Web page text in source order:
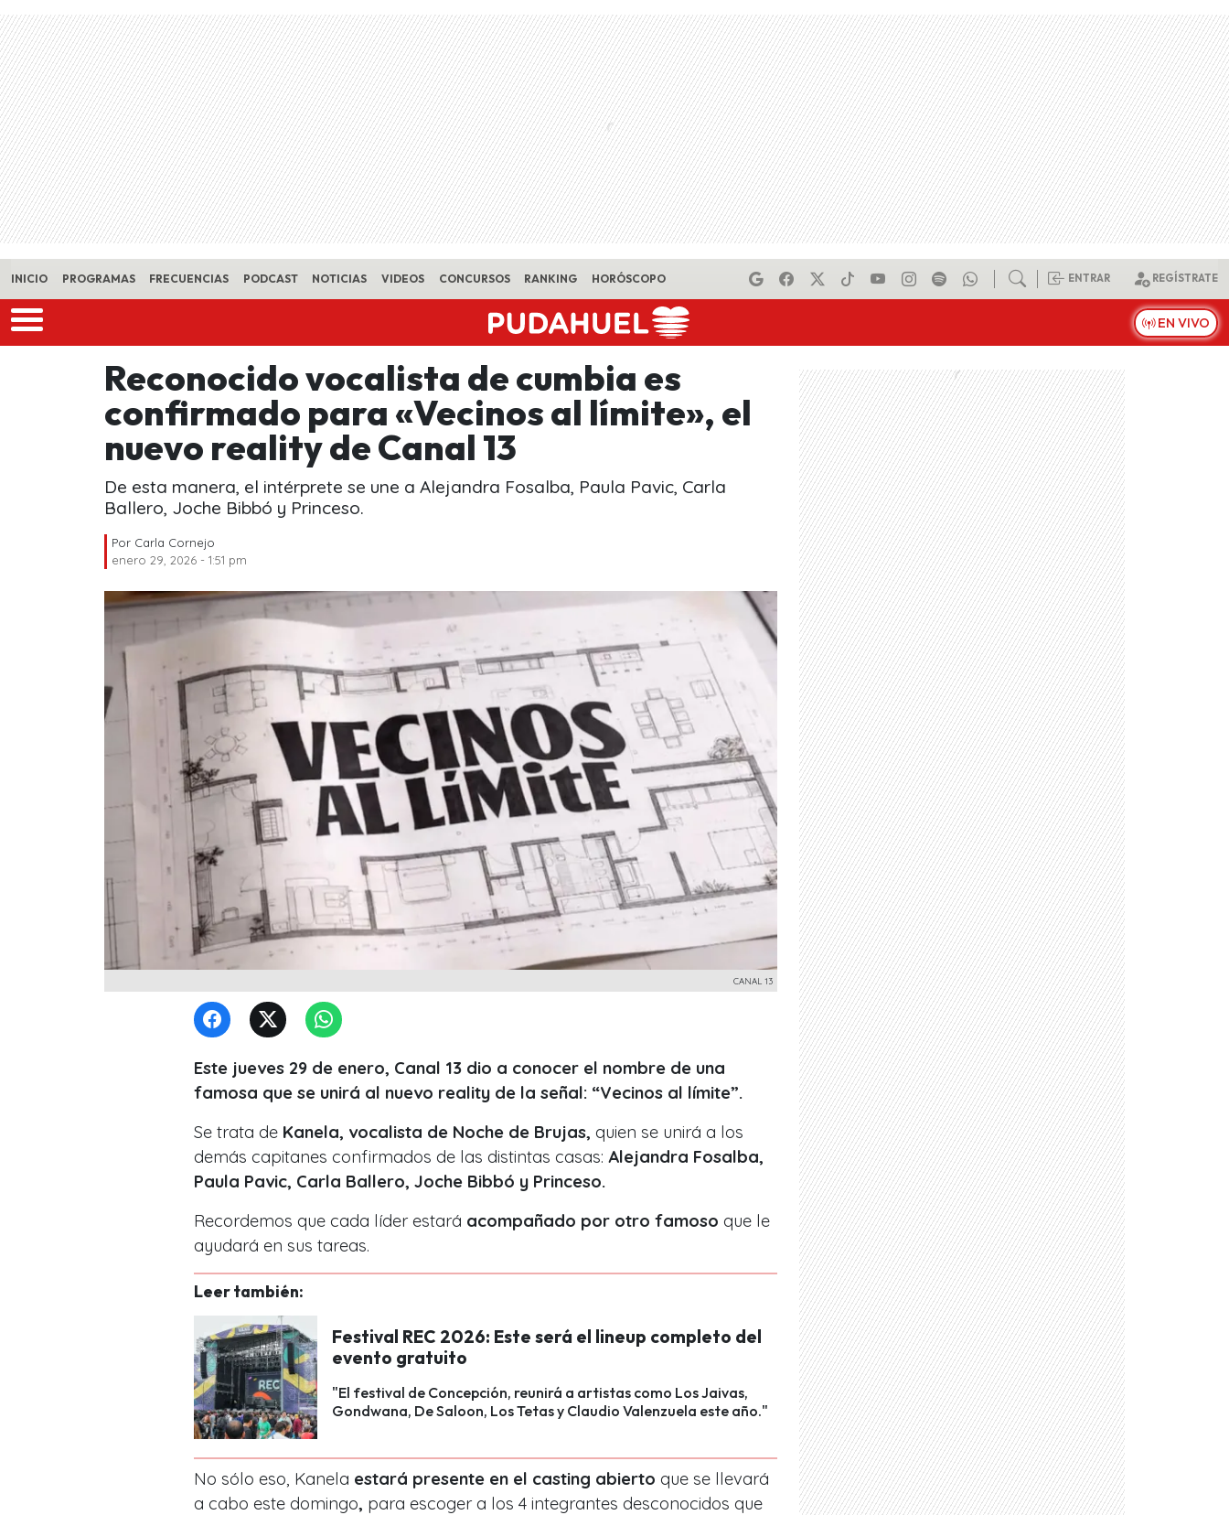
Skip to main content
INICIO PROGRAMAS FRECUENCIAS PODCAST NOTICIAS VIDEOS CONCURSOS RANKING HORÓSCOPO ENTRAR REGÍSTRATE
EN VIVO
Reconocido vocalista de cumbia es
confirmado para «Vecinos al límite», el
nuevo reality de Canal 13
De esta manera, el intérprete se une a Alejandra Fosalba, Paula Pavic, Carla
Ballero, Joche Bibbó y Princeso.
Por Carla Cornejo
enero 29, 2026 - 1:51 pm
CANAL 13
Este jueves 29 de enero, Canal 13 dio a conocer el nombre de una
famosa que se unirá al nuevo reality de la señal: “Vecinos al límite”.
Se trata de Kanela, vocalista de Noche de Brujas, quien se unirá a los
demás capitanes confirmados de las distintas casas: Alejandra Fosalba,
Paula Pavic, Carla Ballero, Joche Bibbó y Princeso.
Recordemos que cada líder estará acompañado por otro famoso que le
ayudará en sus tareas.
Leer también:
Festival REC 2026: Este será el lineup completo del
evento gratuito
"El festival de Concepción, reunirá a artistas como Los Jaivas,
Gondwana, De Saloon, Los Tetas y Claudio Valenzuela este año."
No sólo eso, Kanela estará presente en el casting abierto que se llevará
a cabo este domingo, para escoger a los 4 integrantes desconocidos que